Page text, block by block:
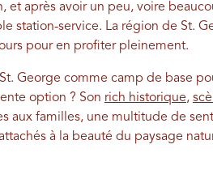
et après avoir un peu, voire
station-service. La région de St.
pour en profiter pleinement.
George comme camp de base
option ? Son rich historique,
aux familles, une multitude de
à la beauté du paysage